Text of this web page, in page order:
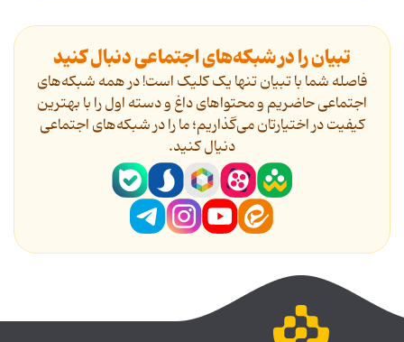
تبیان را در شبکه‌های اجتماعی دنبال کنید
فاصله شما با تبیان تنها یک کلیک است! در همه شبکه‌های
اجتماعی حاضریم و محتواهای داغ و دسته اول را با بهترین
کیفیت در اختیارتان می‌گذاریم؛ ما را در شبکه‌های اجتماعی
دنیال کنید.